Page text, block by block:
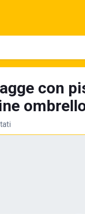
con